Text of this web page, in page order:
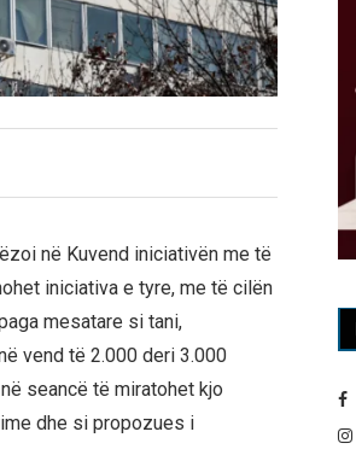
në Kuvend iniciativën me të
iniciativa e tyre, me të cilën
mesatare si tani,
vend të 2.000 deri 3.000
seancë të miratohet kjo
dhe si propozues i